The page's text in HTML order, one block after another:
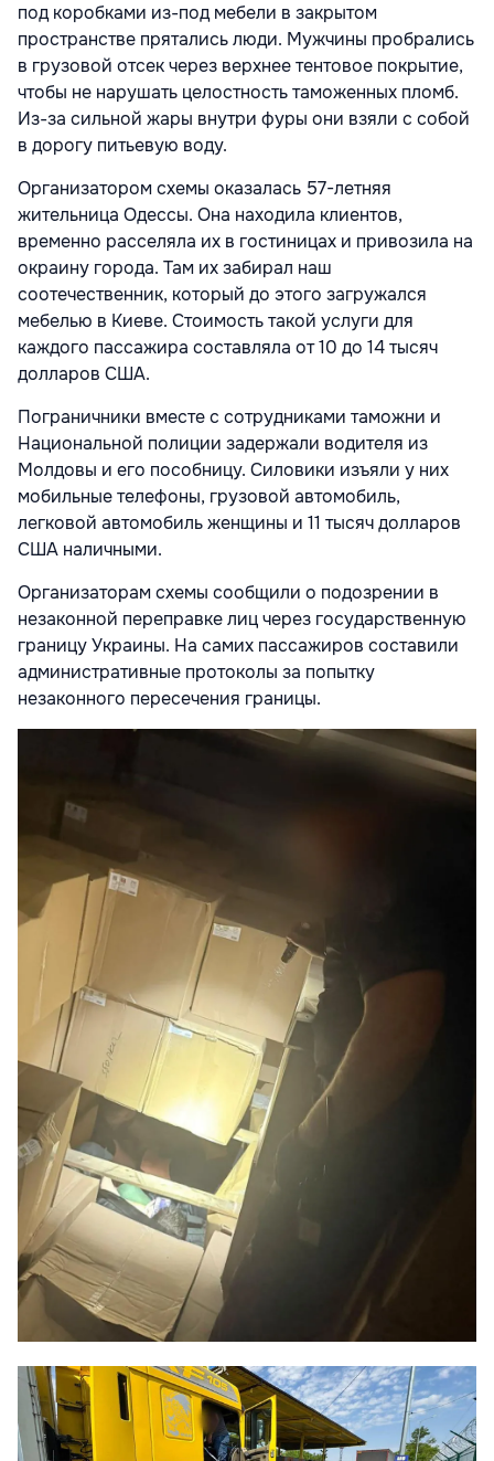
под коробками из-под мебели в закрытом
пространстве прятались люди. Мужчины пробрались
в грузовой отсек через верхнее тентовое покрытие,
чтобы не нарушать целостность таможенных пломб.
Из-за сильной жары внутри фуры они взяли с собой
в дорогу питьевую воду.
Организатором схемы оказалась 57-летняя
жительница Одессы. Она находила клиентов,
временно расселяла их в гостиницах и привозила на
окраину города. Там их забирал наш
соотечественник, который до этого загружался
мебелью в Киеве. Стоимость такой услуги для
каждого пассажира составляла от 10 до 14 тысяч
долларов США.
Пограничники вместе с сотрудниками таможни и
Национальной полиции задержали водителя из
Молдовы и его пособницу. Силовики изъяли у них
мобильные телефоны, грузовой автомобиль,
легковой автомобиль женщины и 11 тысяч долларов
США наличными.
Организаторам схемы сообщили о подозрении в
незаконной переправке лиц через государственную
границу Украины. На самих пассажиров составили
административные протоколы за попытку
незаконного пересечения границы.